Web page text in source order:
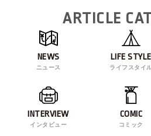
ARTICLE
NEWS
ニュース
LIFE STYLE
ライフスタイ
INTERVIEW
インタビュー
COMIC
コミック